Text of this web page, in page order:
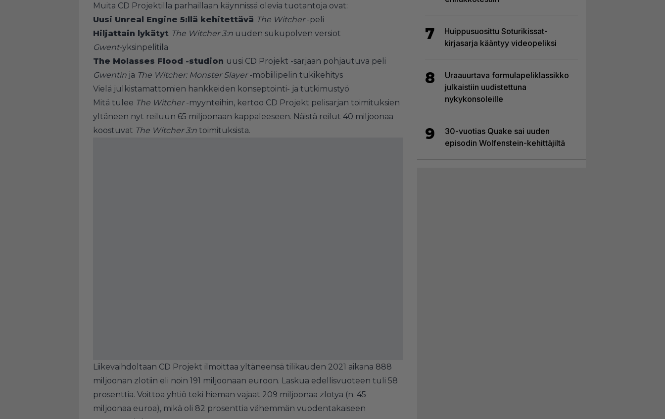
Muita CD Projektilla parhaillaan käynnissä olevia tuotantoja ovat:
Uusi Unreal Engine 5:llä kehitettävä The Witcher-peli
Hiljattain lykätyt The Witcher 3:n uuden sukupolven versiot
Gwent-yksinpelitila
The Molasses Flood -studion uusi CD Projekt -sarjaan pohjautuva peli
Gwentin ja The Witcher: Monster Slayer-mobiilipelin tukikehitys
Vielä julkistamattomien hankkeiden konseptointi- ja tutkimustyö
Mitä tulee The Witcher-myynteihin, kertoo CD Projekt pelisarjan toimituksien
yltäneen nyt reiluun 65 miljoonaan kappaleeseen. Näistä reilut 40 miljoonaa
koostuvat The Witcher 3:n toimituksista.
Liikevaihdoltaan CD Projekt ilmoittaa yltäneensä tilikauden 2021 aikana 888
miljoonan zlotiin eli noin 191 miljoonaan euroon. Laskua edellisvuoteen tuli 58
prosenttia. Voittoa yhtiö teki hieman vajaat 209 miljoonaa zlotya (n. 45
miljoonaa euroa), mikä oli 82 prosenttia vähemmän vuodentakaiseen
7
Huippusuosittu Soturikissat-
kirjasarja kääntyy videopeliksi
8
Uraauurtava formulapeliklassikko
julkaistiin uudistettuna
nykykonsoleille
9
30-vuotias Quake sai uuden
episodin Wolfenstein-kehittäjiltä